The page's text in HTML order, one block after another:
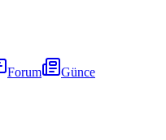
Forum
Günce